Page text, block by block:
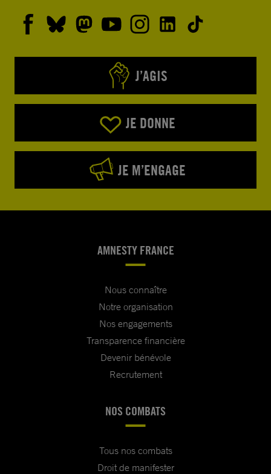
J’AGIS
JE DONNE
JE M’ENGAGE
AMNESTY FRANCE
Nous connaître
Notre organisation
Nos engagements
Transparence financière
Devenir bénévole
Recrutement
NOS COMBATS
Tous nos combats
Droit de manifester